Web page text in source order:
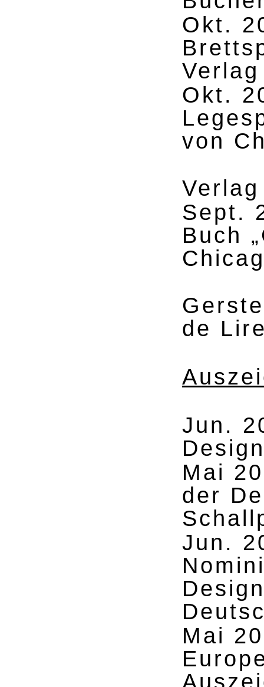
Okt.
Verlag
Okt.
von
Verlag
Sept.
Buch
de
Jun.
Mai
der
Jun.
Mai